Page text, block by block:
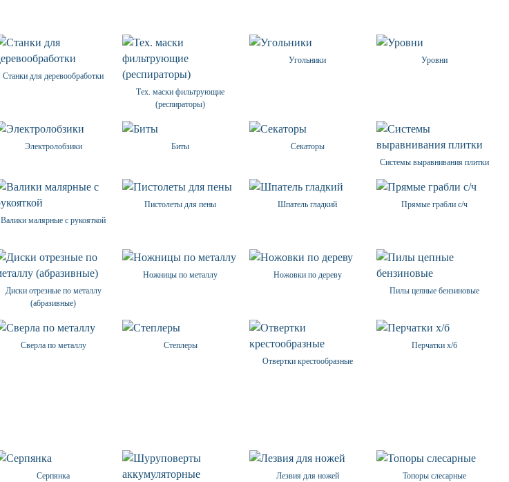
Станки для деревообработки
Тех. маски фильтрующие
(респираторы)
Угольники Уровни
Электролобзики Биты
Секаторы
Системы выравнивания плитки
Валики малярные с рукояткой
Пистолеты для пены Шпатель гладкий Прямые грабли с/ч
Диски отрезные по металлу
(абразивные)
Ножницы по металлу
Ножовки по дереву
Пилы цепные бензиновые
Сверла по металлу
Степлеры
Отвертки крестообразные
Перчатки х/б
Серпянка
Лезвия для ножей Топоры слесарные